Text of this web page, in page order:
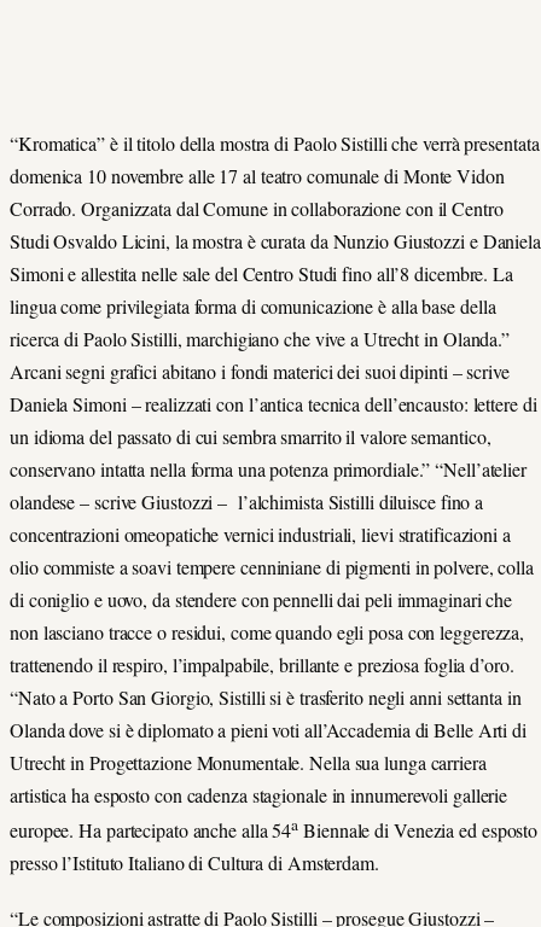
“Kromatica” è il titolo della mostra di Paolo Sistilli che verrà presentata
domenica 10 novembre alle 17 al teatro comunale di Monte Vidon
Corrado. Organizzata dal Comune in collaborazione con il Centro
Studi Osvaldo Licini, la mostra è curata da Nunzio Giustozzi e Daniela
Simoni e allestita nelle sale del Centro Studi fino all’8 dicembre. La
lingua come privilegiata forma di comunicazione è alla base della
ricerca di Paolo Sistilli, marchigiano che vive a Utrecht in Olanda.”
Arcani segni grafici abitano i fondi materici dei suoi dipinti – scrive
Daniela Simoni – realizzati con l’antica tecnica dell’encausto: lettere di
un idioma del passato di cui sembra smarrito il valore semantico,
conservano intatta nella forma una potenza primordiale.” “Nell’atelier
olandese – scrive Giustozzi – l’alchimista Sistilli diluisce fino a
concentrazioni omeopatiche vernici industriali, lievi stratificazioni a
olio commiste a soavi tempere cenniniane di pigmenti in polvere, colla
di coniglio e uovo, da stendere con pennelli dai peli immaginari che
non lasciano tracce o residui, come quando egli posa con leggerezza,
trattenendo il respiro, l’impalpabile, brillante e preziosa foglia d’oro.
“Nato a Porto San Giorgio, Sistilli si è trasferito negli anni settanta in
Olanda dove si è diplomato a pieni voti all’Accademia di Belle Arti di
Utrecht in Progettazione Monumentale. Nella sua lunga carriera
artistica ha esposto con cadenza stagionale in innumerevoli gallerie
europee. Ha partecipato anche alla 54a Biennale di Venezia ed esposto
presso l’Istituto Italiano di Cultura di Amsterdam.
“Le composizioni astratte di Paolo Sistilli – prosegue Giustozzi –